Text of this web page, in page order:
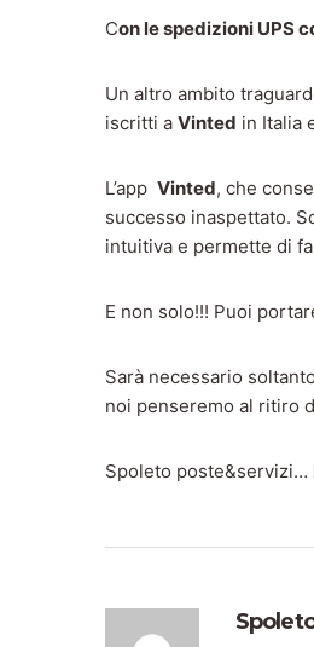
Con le spedizioni UPS
Un altro ambito
iscritti a Vinted in Italia
L’app Vinted, che
successo inaspettato.
intuitiva e permette di
E non solo!!! Puoi
Sarà necessario
noi penseremo al ritiro
Spoleto poste&servizi…